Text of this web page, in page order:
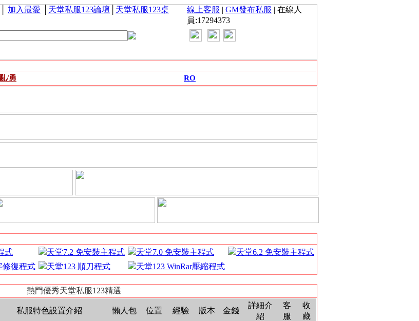
加入最愛 天堂私服123論壇
天堂私服123桌
線上客服 | GM發布私服 | 在線人
員:17294373
/勇 RO
式 天堂7.2 免安裝主程式 天堂7.0 免安裝主程式
天堂6.2 免安裝主程式
修復程式 天堂123 順刀程式 天堂123 WinRar壓縮程式
熱門優秀天堂私服123精選
私服特色設置介紹 懶人包 位置 經驗 版本 金錢
詳細介
紹
客
服
收
藏